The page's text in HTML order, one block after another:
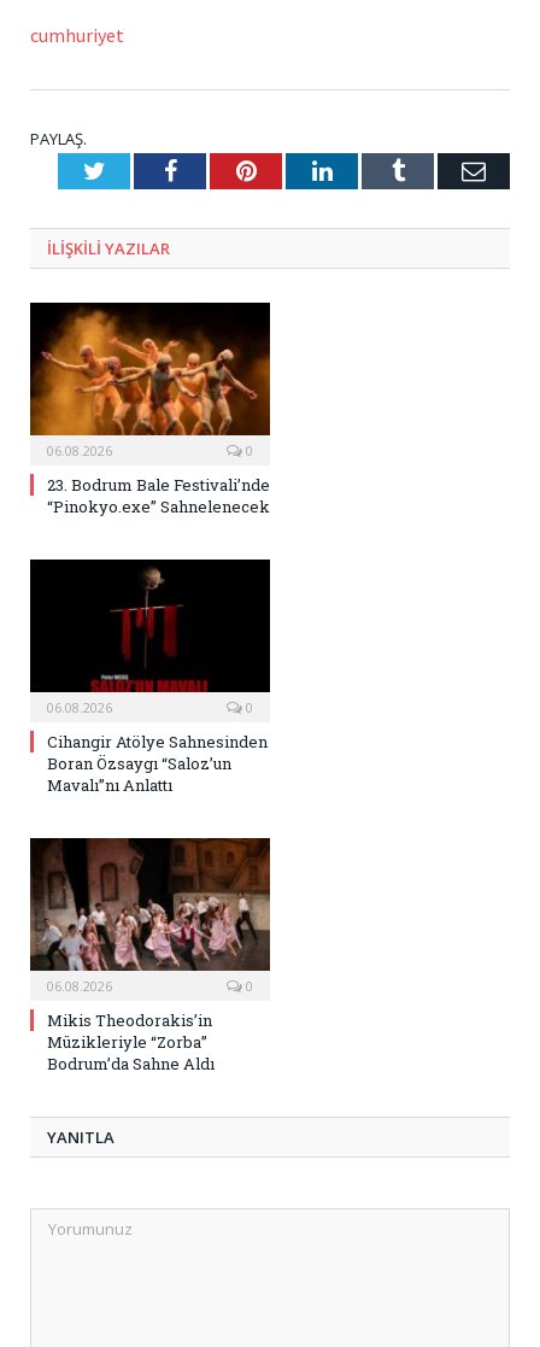
cumhuriyet
PAYLAŞ.
TwitterFacebookPinterestLinkedInTumblr E-
ILIŞKILI YAZILAR
06.08.2026 0
23. Bodrum Bale Festivali’nde
“Pinokyo.exe” Sahnelenecek
06.08.2026 0
Cihangir Atölye Sahnesinden
Boran Özsaygı “Saloz’un
Mavalı”nı Anlattı
06.08.2026 0
Mikis Theodorakis’in
Müzikleriyle “Zorba”
Bodrum’da Sahne Aldı
YANITLA